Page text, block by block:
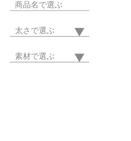
商品名で選ぶ
太さで選ぶ
素材で選ぶ